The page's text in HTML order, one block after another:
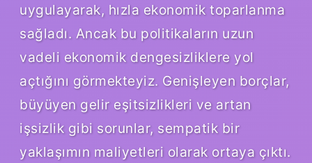
uygulayarak, hızla ekonomik toparlanma
sağladı. Ancak bu politikaların uzun
vadeli ekonomik dengesizliklere yol
açtığını görmekteyiz. Genişleyen borçlar,
büyüyen gelir eşitsizlikleri ve artan
işsizlik gibi sorunlar, sempatik bir
yaklaşımın maliyetleri olarak ortaya çıktı.